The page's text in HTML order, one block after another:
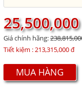
Giá chính hãng:
Tiết kiệm :213,315,000 đ
MUA HÀNG